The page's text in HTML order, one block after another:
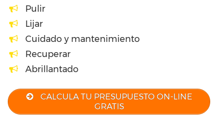
Pulir
Lijar
Cuidado y mantenimiento
Recuperar
Abrillantado
CALCULA TU PRESUPUESTO ON-LINE
GRATIS